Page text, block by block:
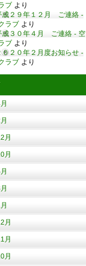
ブ より
成２９年１２月 ご連絡 -
ラブ より
成３０年４月 ご連絡 - 空
ブ より
０２０年２月度お知らせ -
ラブ より
月
月
月
月
月